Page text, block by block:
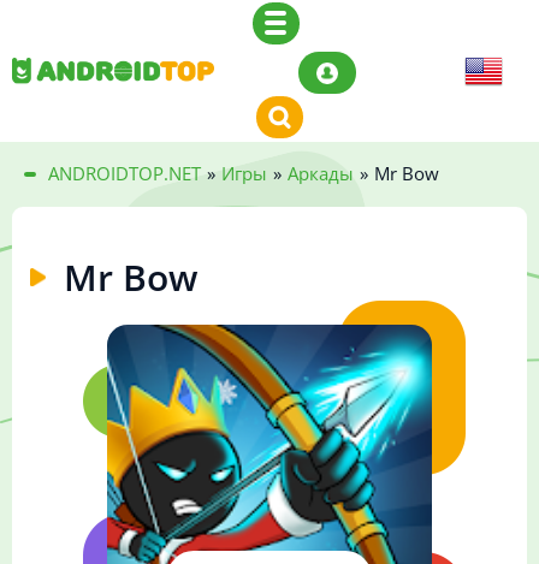
ANDROIDTOP.NET » Игры » Аркады » Mr Bow
Mr Bow